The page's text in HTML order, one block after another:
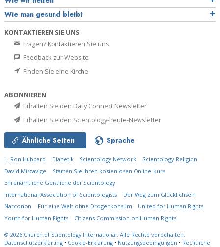
Wie man gesund bleibt
KONTAKTIEREN SIE UNS
Fragen? Kontaktieren Sie uns
Feedback zur Website
Finden Sie eine Kirche
ABONNIEREN
Erhalten Sie den Daily Connect Newsletter
Erhalten Sie den Scientology-heute-Newsletter
Ähnliche Seiten Sprache
L. Ron Hubbard Dianetik Scientology Network
Scientology Religion
David Miscavige
Starten Sie Ihren kostenlosen Online-Kurs
Ehrenamtliche Geistliche der Scientology
International Association of Scientologists
Der Weg zum Glücklichsein
Narconon
Für eine Welt ohne Drogenkonsum
United for Human Rights
Youth for Human Rights
Citizens Commission on Human Rights
© 2026 Church of Scientology International. Alle Rechte vorbehalten.
Datenschutzerklärung • Cookie-Erklärung • Nutzungsbedingungen • Rechtliche